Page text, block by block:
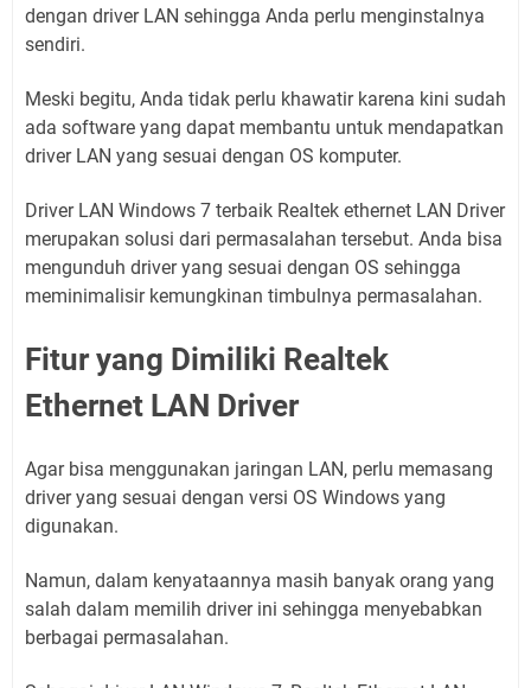
dengan driver LAN sehingga Anda perlu menginstalnya
sendiri.
Meski begitu, Anda tidak perlu khawatir karena kini sudah
ada software yang dapat membantu untuk mendapatkan
driver LAN yang sesuai dengan OS komputer.
Driver LAN Windows 7 terbaik Realtek ethernet LAN Driver
merupakan solusi dari permasalahan tersebut. Anda bisa
mengunduh driver yang sesuai dengan OS sehingga
meminimalisir kemungkinan timbulnya permasalahan.
Fitur yang Dimiliki Realtek
Ethernet LAN Driver
Agar bisa menggunakan jaringan LAN, perlu memasang
driver yang sesuai dengan versi OS Windows yang
digunakan.
Namun, dalam kenyataannya masih banyak orang yang
salah dalam memilih driver ini sehingga menyebabkan
berbagai permasalahan.